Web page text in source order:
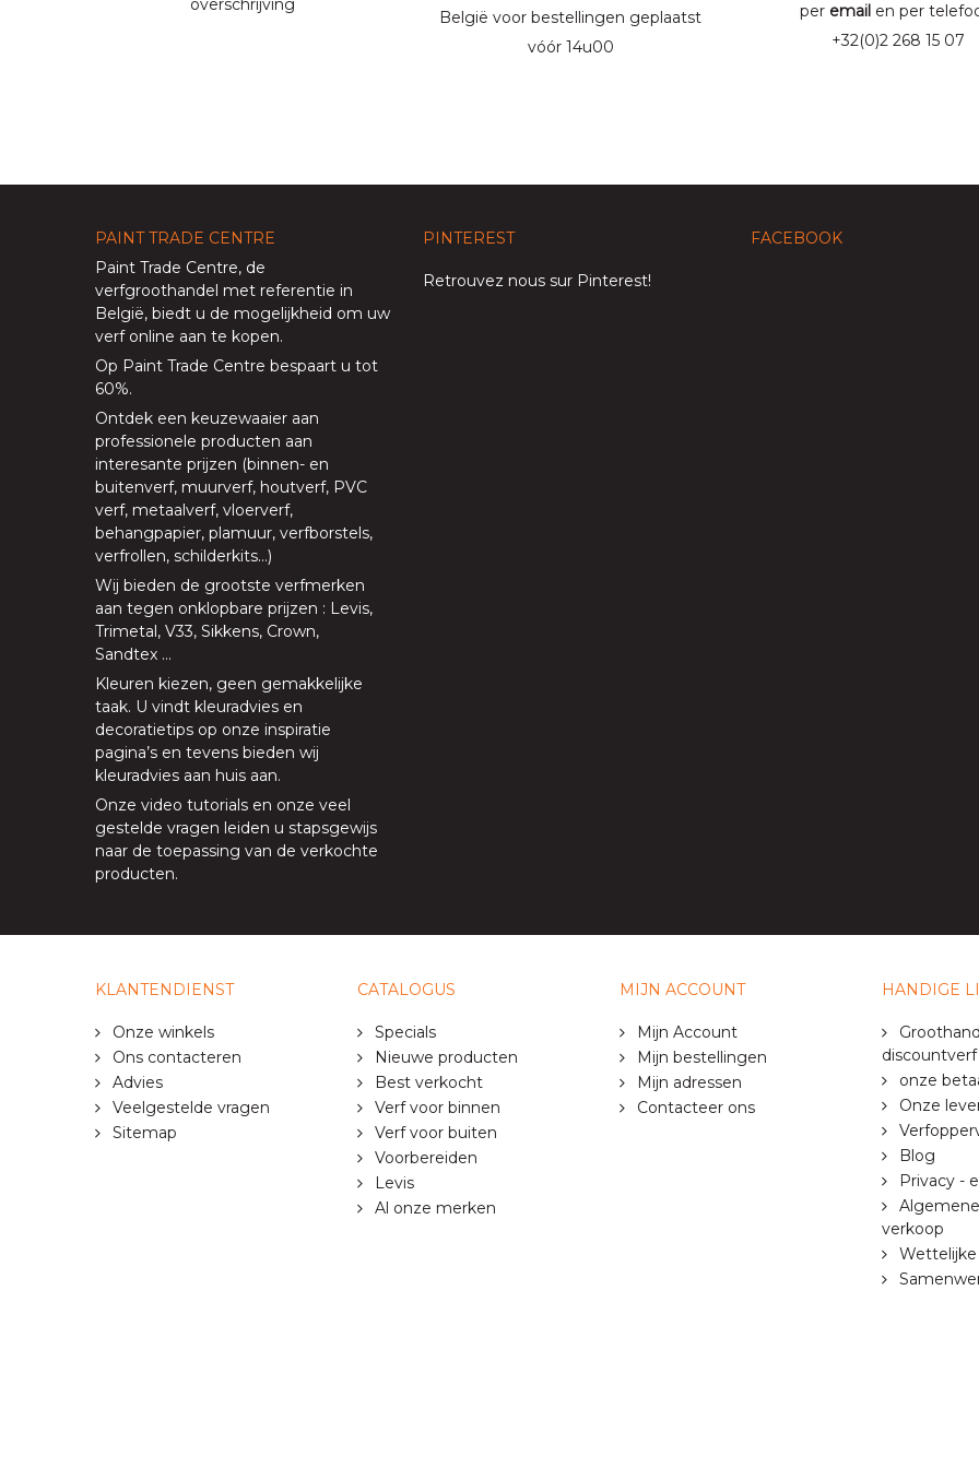
overschrijving
België voor bestellingen geplaatst
vóór 14u00
per email en per
+32(0)2 268 15 07
PAINT TRADE CENTRE
Paint Trade Centre, de
verfgroothandel met referentie in
België, biedt u de mogelijkheid om uw
verf online aan te kopen.
Op Paint Trade Centre bespaart u tot
60%.
Ontdek een keuzewaaier aan
professionele producten aan
interesante prijzen (binnen- en
buitenverf, muurverf, houtverf, PVC
verf, metaalverf, vloerverf,
behangpapier, plamuur, verfborstels,
verfrollen, schilderkits…)
Wij bieden de grootste verfmerken
aan tegen onklopbare prijzen : Levis,
Trimetal, V33, Sikkens, Crown,
Sandtex …
Kleuren kiezen, geen gemakkelijke
taak. U vindt kleuradvies en
decoratietips op onze inspiratie
pagina’s en tevens bieden wij
kleuradvies aan huis aan.
Onze video tutorials en onze veel
gestelde vragen leiden u stapsgewijs
naar de toepassing van de verkochte
producten.
PINTEREST
Retrouvez nous sur Pinterest!
FACEBOOK
KLANTENDIENST
Onze winkels
Ons contacteren
Advies
Veelgestelde vragen
Sitemap
CATALOGUS
Specials
Nieuwe producten
Best verkocht
Verf voor binnen
Verf voor buiten
Voorbereiden
Levis
Al onze merken
MIJN ACCOUNT
Mijn Account
Mijn bestellingen
Mijn adressen
Contacteer ons
HANDIGE
onze
Onze
Blog
Privacy -
verkoop